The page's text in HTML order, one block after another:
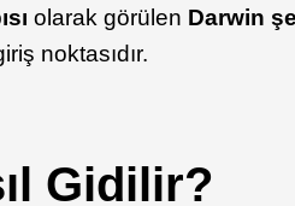
olarak görülen Darwin
noktasıdır.
Gidilir?